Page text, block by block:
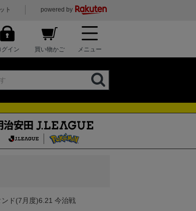
ト powered by
グイン 買い物かご メニュー
ド(7月度)6.21 今治戦